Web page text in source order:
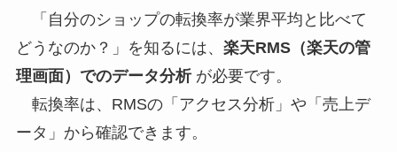
「自分のショップの転換率が業界平均と比べて
どうなのか？」を知るには、 楽天RMS（楽天の管
理画面）でのデータ分析が必要です。
転換率は、RMSの「アクセス分析」や「売上デ
ータ」から確認できます。